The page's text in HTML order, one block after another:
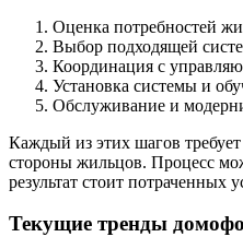
Оценка потребностей
Выбор подходящей
Координация с
Установка системы и
Обслуживание и
Каждый из этих шагов
стороны жильцов. Процесс
результат стоит потраченных
Текущие тренды